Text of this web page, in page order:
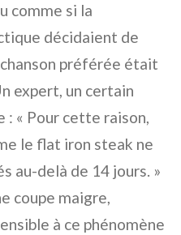
comme si la
décidaient de
préférée était
expert, un certain
: « Pour cette raison,
le flat iron steak ne
au-delà de 14 jours. »
coupe maigre,
à ce phénomène